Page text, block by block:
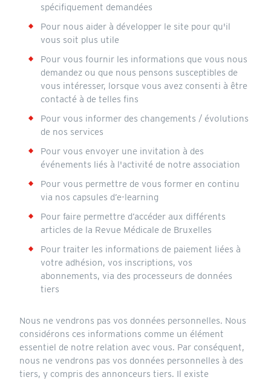
spécifiquement demandées
Pour nous aider à développer le site pour qu'il
vous soit plus utile
Pour vous fournir les informations que vous nous
demandez ou que nous pensons susceptibles de
vous intéresser, lorsque vous avez consenti à être
contacté à de telles fins
Pour vous informer des changements / évolutions
de nos services
Pour vous envoyer une invitation à des
événements liés à l'activité de notre association
Pour vous permettre de vous former en continu
via nos capsules d’e-learning
Pour faire permettre d’accéder aux différents
articles de la Revue Médicale de Bruxelles
Pour traiter les informations de paiement liées à
votre adhésion, vos inscriptions, vos
abonnements, via des processeurs de données
tiers
Nous ne vendrons pas vos données personnelles. Nous
considérons ces informations comme un élément
essentiel de notre relation avec vous. Par conséquent,
nous ne vendrons pas vos données personnelles à des
tiers, y compris des annonceurs tiers. Il existe